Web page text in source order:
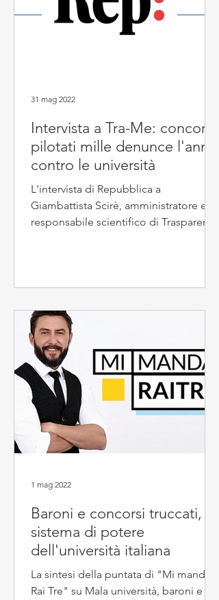
Intervista a Tra-Me: concorsi
pilotati mille denunce l'anno
contro le università
L'intervista di Repubblica a
Giambattista Scirè, amministratore e
responsabile scientifico di Trasparenza
31 mag 2022
Baroni e concorsi truccati, il
sistema di potere
dell'università italiana
La sintesi della puntata di "Mi manda
Rai Tre" su Mala università, baroni e
1 mag 2022